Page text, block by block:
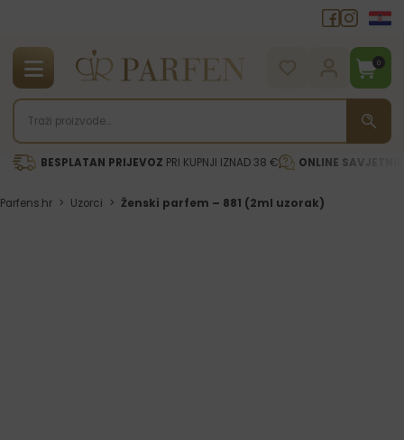
0
BESPLATAN PRIJEVOZ PRI KUPNJI IZNAD 38 € ONLINE
Parfens.hr > Uzorci > Ženski parfem – 881 (2ml uzorak)